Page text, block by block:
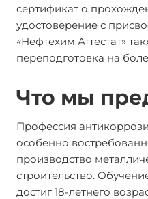
сертификат о
удостоверение с
«Нефтехим Аттестат»
переподготовка на
Что мы
Профессия
особенно
производство
строительство.
достиг 18-летнего